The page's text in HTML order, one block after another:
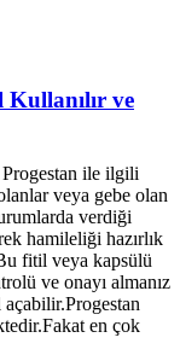
Kullanılır ve
Progestan ile ilgili
veya gebe olan
verdiği
hamileliği hazırlık
fitil veya kapsülü
ve onayı almanız
en çok